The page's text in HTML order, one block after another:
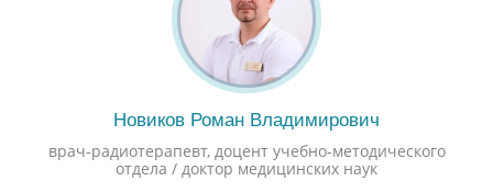
Новиков Роман Владимирович
врач-радиотерапевт, доцент учебно-методического
отдела / доктор медицинских наук